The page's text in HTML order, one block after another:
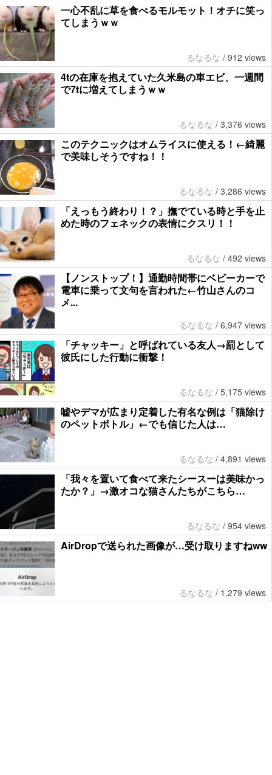
一心不乱に草を食べるモルモット！オチに笑っ
てしまうｗｗ
るなるな / 912 views
4tの在庫を抱えていた久米島の車エビ、一週間
で7tに増えてしまうｗｗ
るなるな / 3,376 views
このテクニックはオムライスに使える！←綺麗
で美味しそうですね！！
るなるな / 3,286 views
「えっもう終わり！？」撫でている時と手を止
めた時のフェネックの表情にクスリ！！
るなるな / 492 views
【ノンストップ！】通勤時間帯にベビーカーで
電車に乗って文句を言われた←竹山さんのコ
メ...
るなるな / 6,947 views
「チャッキー」と呼ばれている友人→罰として
彼氏にした行動に衝撃！
るなるな / 5,175 views
嘘やデマが広まり定着した有名な例は「猫除け
のペットボトル」←でも信じた人は…
るなるな / 4,891 views
「我々を置いて食べて来たシースーは美味かっ
たか？」→激オコな猫さんたちがこちら…
るなるな / 954 views
AirDropで送られた画像が…受け取りますねww
るなるな / 1,279 views